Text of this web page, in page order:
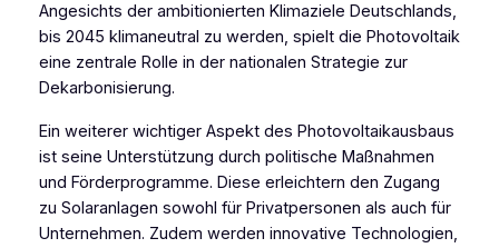
Angesichts der ambitionierten Klimaziele Deutschlands,
bis 2045 klimaneutral zu werden, spielt die Photovoltaik
eine zentrale Rolle in der nationalen Strategie zur
Dekarbonisierung.
Ein weiterer wichtiger Aspekt des Photovoltaikausbaus
ist seine Unterstützung durch politische Maßnahmen
und Förderprogramme. Diese erleichtern den Zugang
zu Solaranlagen sowohl für Privatpersonen als auch für
Unternehmen. Zudem werden innovative Technologien,